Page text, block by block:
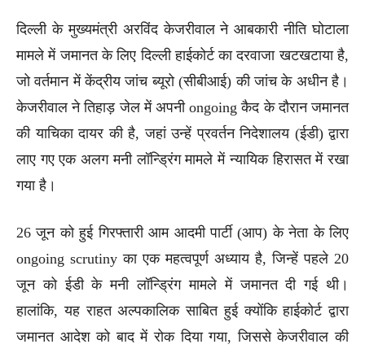
दिल्ली के मुख्यमंत्री अरविंद केजरीवाल ने आबकारी नीति घोटाला
मामले में जमानत के लिए दिल्ली हाईकोर्ट का दरवाजा खटखटाया है,
जो वर्तमान में केंद्रीय जांच ब्यूरो (सीबीआई) की जांच के अधीन है।
केजरीवाल ने तिहाड़ जेल में अपनी ongoing कैद के दौरान जमानत
की याचिका दायर की है, जहां उन्हें प्रवर्तन निदेशालय (ईडी) द्वारा
लाए गए एक अलग मनी लॉन्ड्रिंग मामले में न्यायिक हिरासत में रखा
गया है।
26 जून को हुई गिरफ्तारी आम आदमी पार्टी (आप) के नेता के लिए
ongoing scrutiny का एक महत्वपूर्ण अध्याय है, जिन्हें पहले 20
जून को ईडी के मनी लॉन्ड्रिंग मामले में जमानत दी गई थी।
हालांकि, यह राहत अल्पकालिक साबित हुई क्योंकि हाईकोर्ट द्वारा
जमानत आदेश को बाद में रोक दिया गया, जिससे केजरीवाल की